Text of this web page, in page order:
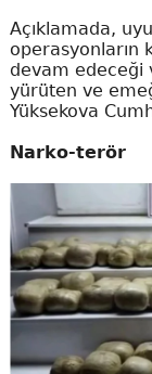
Açıklamada,
operasyonların
devam edeceği
yürüten ve
Yüksekova
Narko-terör